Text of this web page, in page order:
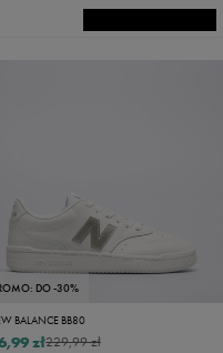
DO -30%
BALANCE BB80
229,99 zł
zł